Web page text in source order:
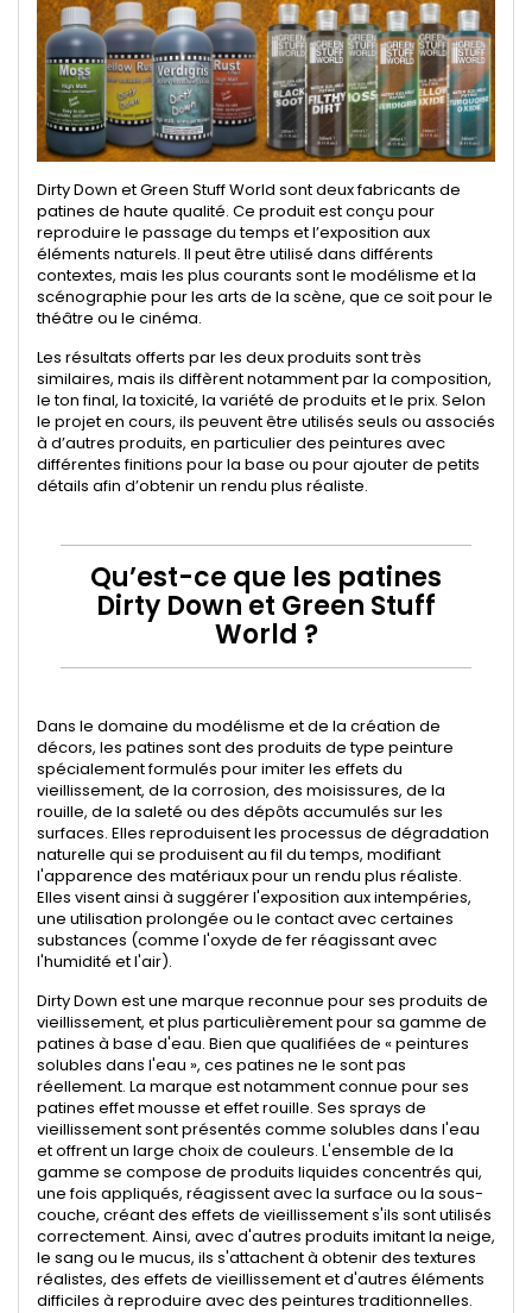
Dirty Down et Green Stuff World sont deux fabricants de
patines de haute qualité. Ce produit est conçu pour
reproduire le passage du temps et l’exposition aux
éléments naturels. Il peut être utilisé dans différents
contextes, mais les plus courants sont le modélisme et la
scénographie pour les arts de la scène, que ce soit pour le
théâtre ou le cinéma.
Les résultats offerts par les deux produits sont très
similaires, mais ils diffèrent notamment par la composition,
le ton final, la toxicité, la variété de produits et le prix. Selon
le projet en cours, ils peuvent être utilisés seuls ou associés
à d’autres produits, en particulier des peintures avec
différentes finitions pour la base ou pour ajouter de petits
détails afin d’obtenir un rendu plus réaliste.
Qu’est-ce que les patines
Dirty Down et Green Stuff
World ?
Dans le domaine du modélisme et de la création de
décors, les patines sont des produits de type peinture
spécialement formulés pour imiter les effets du
vieillissement, de la corrosion, des moisissures, de la
rouille, de la saleté ou des dépôts accumulés sur les
surfaces. Elles reproduisent les processus de dégradation
naturelle qui se produisent au fil du temps, modifiant
l'apparence des matériaux pour un rendu plus réaliste.
Elles visent ainsi à suggérer l'exposition aux intempéries,
une utilisation prolongée ou le contact avec certaines
substances (comme l'oxyde de fer réagissant avec
l'humidité et l'air).
Dirty Down est une marque reconnue pour ses produits de
vieillissement, et plus particulièrement pour sa gamme de
patines à base d'eau. Bien que qualifiées de « peintures
solubles dans l'eau », ces patines ne le sont pas
réellement. La marque est notamment connue pour ses
patines effet mousse et effet rouille. Ses sprays de
vieillissement sont présentés comme solubles dans l'eau
et offrent un large choix de couleurs. L'ensemble de la
gamme se compose de produits liquides concentrés qui,
une fois appliqués, réagissent avec la surface ou la sous-
couche, créant des effets de vieillissement s'ils sont utilisés
correctement. Ainsi, avec d'autres produits imitant la neige,
le sang ou le mucus, ils s'attachent à obtenir des textures
réalistes, des effets de vieillissement et d'autres éléments
difficiles à reproduire avec des peintures traditionnelles.